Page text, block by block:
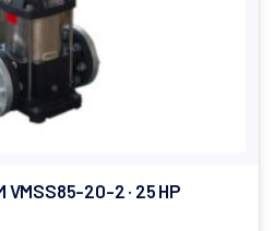
20-2 · 25 HP